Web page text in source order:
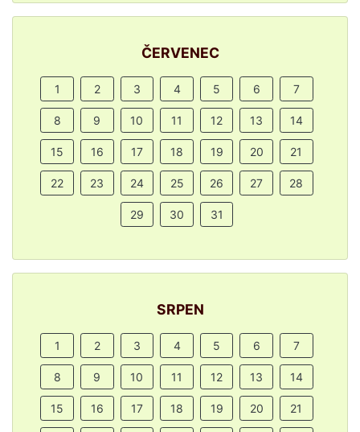
ČERVENEC
1 2 3 4 5 6 7
8 9 10 11 12 13 14
15 16 17 18 19 20 21
22 23 24 25 26 27 28
29 30 31
SRPEN
1 2 3 4 5 6 7
8 9 10 11 12 13 14
15 16 17 18 19 20 21